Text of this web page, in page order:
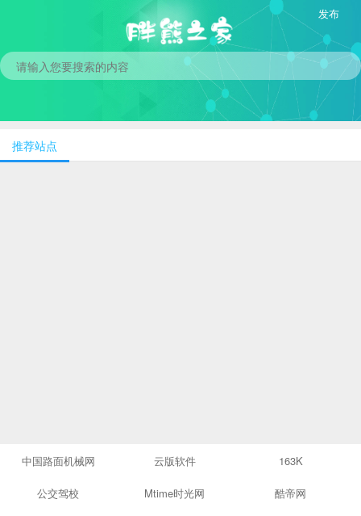
发布
推荐站点
中国路面机械网 云版软件 163K
公交驾校 Mtime时光网 酷帝网